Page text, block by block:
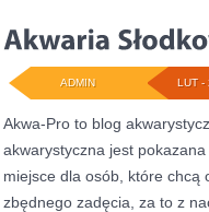
LUT -
ADMIN
Akwa-Pro to blog
akwarystyczna jest
miejsce dla osób, które chcą
zbędnego zadęcia, za to z